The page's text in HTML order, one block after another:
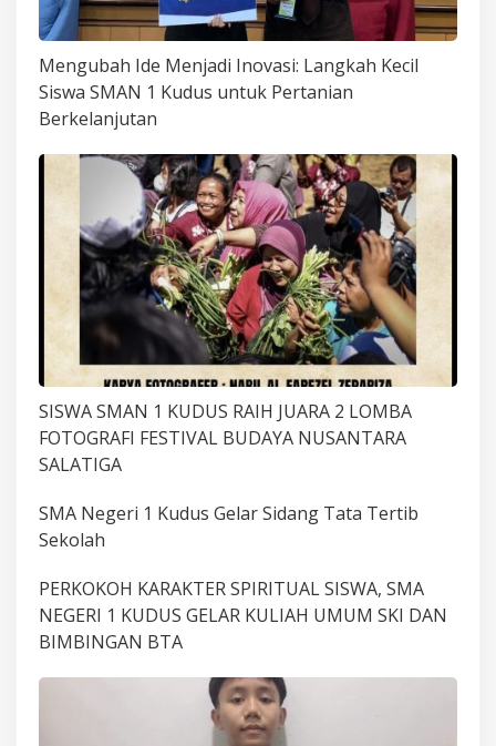
Mengubah Ide Menjadi Inovasi: Langkah Kecil
Siswa SMAN 1 Kudus untuk Pertanian
Berkelanjutan
SISWA SMAN 1 KUDUS RAIH JUARA 2 LOMBA
FOTOGRAFI FESTIVAL BUDAYA NUSANTARA
SALATIGA
SMA Negeri 1 Kudus Gelar Sidang Tata Tertib
Sekolah
PERKOKOH KARAKTER SPIRITUAL SISWA, SMA
NEGERI 1 KUDUS GELAR KULIAH UMUM SKI DAN
BIMBINGAN BTA